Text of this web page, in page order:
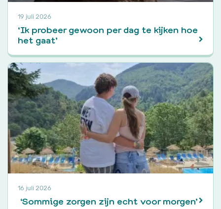
19 juli 2026
‘Ik probeer gewoon per dag te kijken hoe
het gaat’
16 juli 2026
‘Sommige zorgen zijn echt voor morgen’